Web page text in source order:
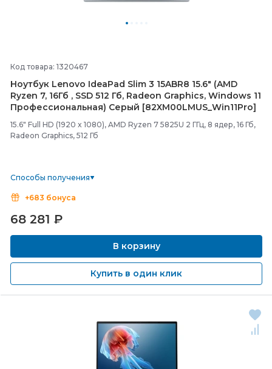
Код товара: 1320467
Ноутбук Lenovo IdeaPad Slim 3 15ABR8 15.6" (AMD
Ryzen 7, 16Гб , SSD 512 Гб, Radeon Graphics, Windows 11
Профессиональная) Серый [82XM00LMUS_Win11Pro]
15.6" Full HD (1920 x 1080), AMD Ryzen 7 5825U 2 ГГц, 8 ядер, 16 Гб,
Radeon Graphics, 512 Гб
Способы получения
+683 бонуса
68 281 ₽
В корзину
Купить в один клик